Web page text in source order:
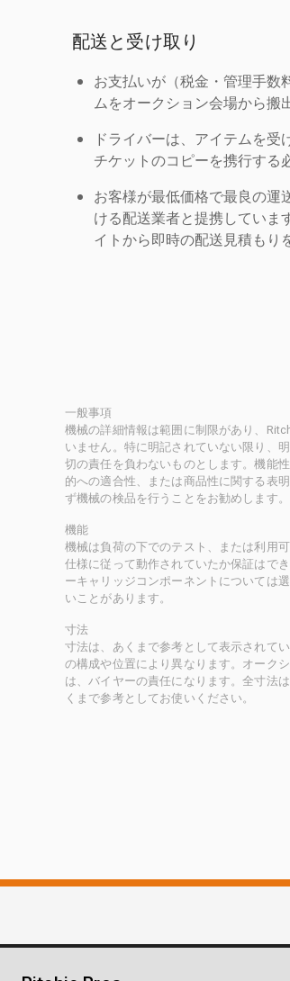
配送と受け取り
お支払いが（税金・管理手数
ムをオークション会場から搬
ドライバーは、アイテムを
チケットのコピーを携行する
お客様が最低価格で最良の運
ける配送業者と提携していま
イトから即時の配送見積もり
一般事項
機械の詳細情報は範囲に制限があり、
いません。特に明記されていない限り、
切の責任を負わないものとします。機能
的への適合性、または商品性に関する表
ず機械の検品を行うことをお勧めします。
機能
機械は負荷の下でのテスト、または利用
仕様に従って動作されていたか保証はで
ーキャリッジコンポーネントについては
いことがあります。
寸法
寸法は、あくまで参考として表示されて
の構成や位置により異なります。オーク
は、バイヤーの責任になります。全寸法
くまで参考としてお使いください。